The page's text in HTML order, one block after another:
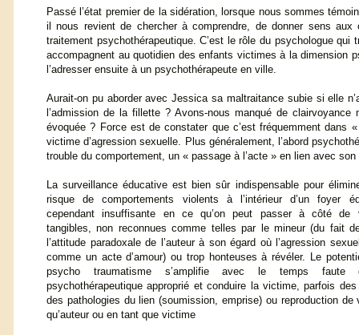
Passé l’état premier de la sidération, lorsque nous sommes
il nous revient de chercher à comprendre, de donner sens aux
traitement psychothérapeutique. C’est le rôle du psychologue
accompagnent au quotidien des enfants victimes à la dimension
l’adresser ensuite à un psychothérapeute en ville.
Aurait-on pu aborder avec Jessica sa maltraitance subie si elle
l’admission de la fillette ? Avons-nous manqué de
évoquée ? Force est de constater que c’est fréquemment dans
victime d’agression sexuelle. Plus généralement, l’abord
trouble du comportement, un « passage à l’acte » en lien avec
La surveillance éducative est bien sûr indispensable pour
risque de comportements violents à l’intérieur d’un foyer
cependant insuffisante en ce qu’on peut passer à côté de
tangibles, non reconnues comme telles par le mineur (du fait
l’attitude paradoxale de l’auteur à son égard où l’agression
comme un acte d’amour) ou trop honteuses à révéler. Le
psycho traumatisme s’amplifie avec le temps faute
psychothérapeutique approprié et conduire la victime, parfois
des pathologies du lien (soumission, emprise) ou reproduction de
qu’auteur ou en tant que victime